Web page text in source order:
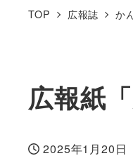
TOP 広報誌 か
広報紙
投稿日
2025年1月20日